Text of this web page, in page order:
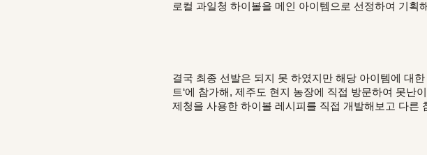
로컬 과일청 하이볼을 메인 아이템으로 선정하여 기획
결국 최종 선발은 되지 못 하였지만 해당 아이템에 대
트‘에 참가해, 제주도 현지 농장에 직접 방문하여 못난
제청을 사용한 하이볼 레시피를 직접 개발해보고 다른